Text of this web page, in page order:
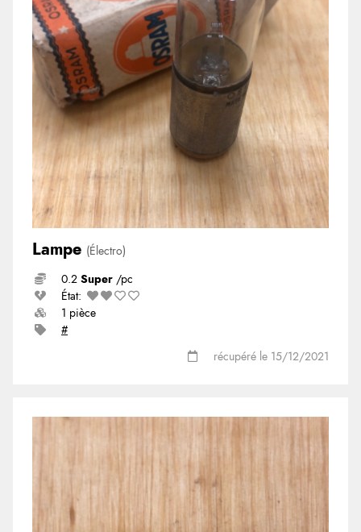
Lampe (Électro)
0.2 Super /pc
État:
1 pièce
#
récupéré le 15/12/2021